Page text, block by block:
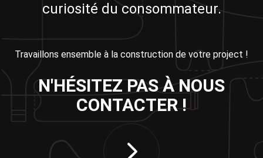
curiosité du consommateur.
Travaillons ensemble à la construction de votre project !
N'HÉSITEZ PAS À NOUS
CONTACTER !